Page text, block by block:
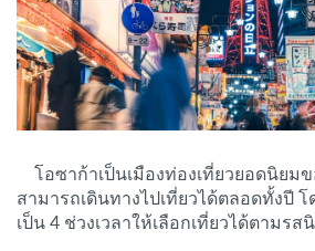
โอซาก้าเป็นเมืองท่องเที่ยวยอดนิย
สามารถเดินทางไปเที่ยวได้ตลอดทั้งปี
เป็น 4 ช่วงเวลาให้เลือกเที่ยวได้ตามรส